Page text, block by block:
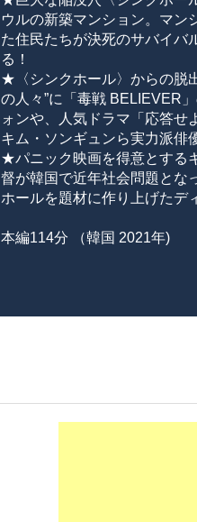
ウルの新築マンション。マン
た住民たちが決死のサバイバ
る！
★〈シンクホール〉からの脱
の人々”に「毒戦 BELIEVER
ォンや、人気ドラマ「応答せ
キム・ソンギュンら実力派俳
★パニック映画を得意とする
督が韓国で近年社会問題とな
ホールを題材に作り上げたデ
本編114分 （韓国 2021年)